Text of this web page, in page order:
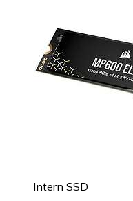
Intern SSD